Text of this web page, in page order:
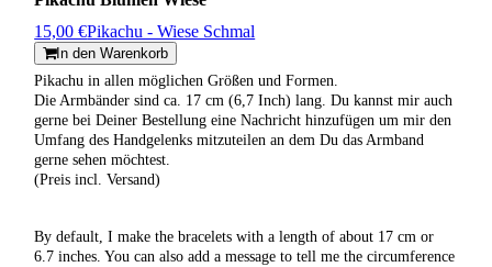
15,00 €Pikachu - Wiese Schmal
In den Warenkorb
Pikachu in allen möglichen Größen und Formen.
Die Armbänder sind ca. 17 cm (6,7 Inch) lang. Du kannst mir auch
gerne bei Deiner Bestellung eine Nachricht hinzufügen um mir den
Umfang des Handgelenks mitzuteilen an dem Du das Armband
gerne sehen möchtest.
(Preis incl. Versand)
By default, I make the bracelets with a length of about 17 cm or
6.7 inches. You can also add a message to tell me the circumference